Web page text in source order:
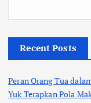
Recent Posts
Peran Orang Tua
Yuk Terapkan Pola